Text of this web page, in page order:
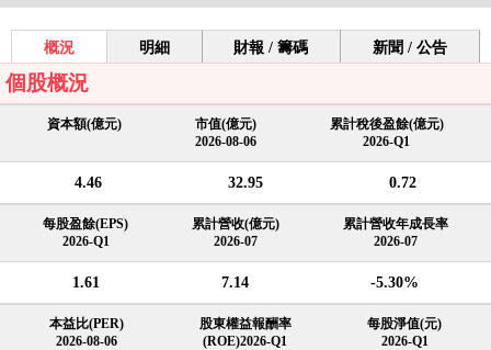
概況 明細 財報 / 籌碼 新聞 / 公告
個股概況
資本額(億元)
市值(億元)
2026-08-06
累計稅後盈餘(億元)
2026-Q1
4.46 32.95 0.72
每股盈餘(EPS)
2026-Q1
累計營收(億元)
2026-07
累計營收年成長率
2026-07
1.61 7.14 -5.30%
本益比(PER)
2026-08-06
股東權益報酬率
(ROE)2026-Q1
每股淨值(元)
2026-Q1